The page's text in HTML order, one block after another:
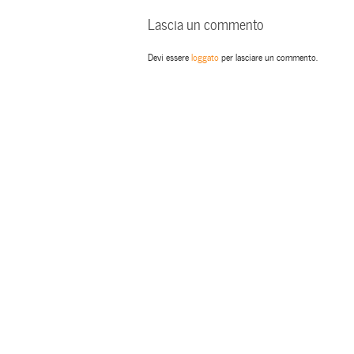
Lascia un commento
Devi essereloggatoper lasciare un commento.